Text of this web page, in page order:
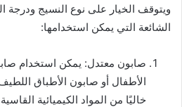
ويتوقف الخيار على نوع النسيج ودرجة
الشائعة التي يمكن استخدامها:
صابون معتدل: يمكن استخدام
الأطفال أو صابون الأطباق
خاليًا من المواد الكيميائية